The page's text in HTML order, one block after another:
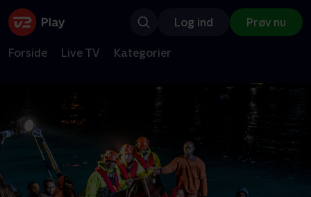
Log ind Prøv nu
Forside Live TV Kategorier